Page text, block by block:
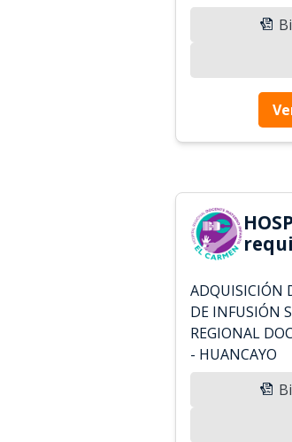
ADQUISICIÓN
DE INFUSIÓN
REGIONAL
- HUANCAYO